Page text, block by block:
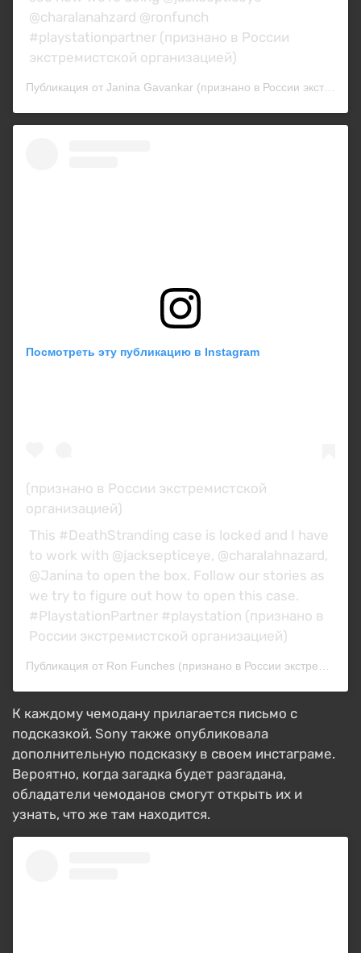
@charalanahzard @ronfunch
#playstationpartner (признано в России
экстремистской организацией)
Публикация от Janina Gavankar (признано в России экстремистской организацией) (@janina)
Посмотреть эту публикацию в Instagram
(признано в России экстремистской
организацией)
This #DeathStranding case is locked and I have
to work with @jacksepticeye, @charalahnazard,
@Janina to open the box. Follow our stories as
we try to figure out how to open this case.
#PlaystationPartner #playstation (признано в
России экстремистской организацией)
К каждому чемодану прилагается письмо с
подсказкой. Sony также опубликовала
дополнительную подсказку в своем инстаграме.
Вероятно, когда загадка будет разгадана,
обладатели чемоданов смогут открыть их и
узнать, что же там находится.